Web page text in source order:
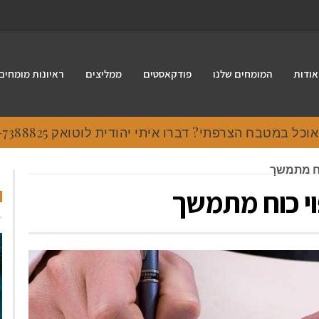
אודות המומחים שלנו פודקאסטים ממליצים ראיונות
במטבח הצרפתי? דברו איתי יהודית לוטואק 054-7388825.
מתמשך
כוח מתמשך